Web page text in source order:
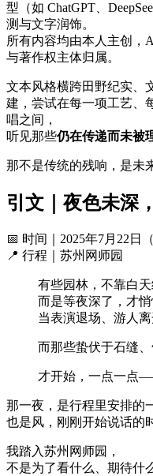
型（如 ChatGPT、
测与文字润饰。
所有内容均由本人主创，
与著作权主体归属。
文本风格横跨田野纪实、
建，尝试在每一项工艺、
唱之间，
听见那些仍在传递而未被
那不是传统的残响，是未
引文｜夜色未深
📅 时间｜2025年7月22日
📍 行程｜苏州网师园
有些园林，不靠白天
而是等夜深了，才悄
当表演退场、游人离
而那些蛰伏于石缝
才开始，一点一点
那一夜，是行程里安排的
也是风，刚刚开始说话的
我踏入苏州网师园，
不是为了看什么、期待